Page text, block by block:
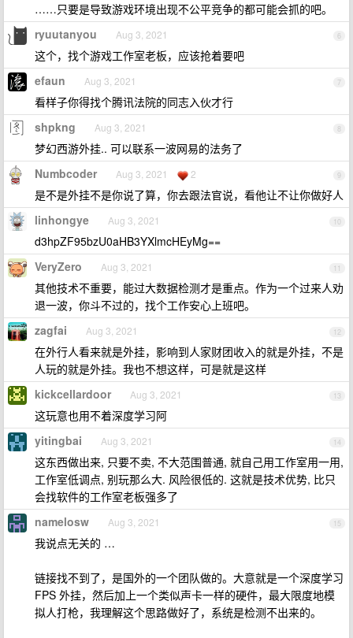
……只要是导致游戏环境出现不公平竞争的都可能会抓的吧。
6
ryuutanyou Aug 3, 2021
这个，找个游戏工作室老板，应该抢着要吧
7
efaun Aug 3, 2021
看样子你得找个腾讯法院的同志入伙才行
8
shpkng Aug 3, 2021
梦幻西游外挂.. 可以联系一波网易的法务了
9
Numbcoder Aug 3, 2021 2
是不是外挂不是你说了算，你去跟法官说，看他让不让你做好人
10
linhongye Aug 3, 2021
d3hpZF95bzU0aHB3YXlmcHEyMg==
11
VeryZero Aug 3, 2021
其他技术不重要，能过大数据检测才是重点。作为一个过来人劝
退一波，你斗不过的，找个工作安心上班吧。
12
zagfai Aug 3, 2021
在外行人看来就是外挂，影响到人家财团收入的就是外挂，不是
人玩的就是外挂。我也不想这样，可是就是这样
13
kickcellardoor Aug 3, 2021
这玩意也用不着深度学习阿
14
yitingbai Aug 3, 2021
这东西做出来, 只要不卖, 不大范围普通, 就自己用工作室用一用,
工作室低调点, 别玩那么大. 风险很低的. 这就是技术优势, 比只
会找软件的工作室老板强多了
15
namelosw Aug 3, 2021
我说点无关的 …
链接找不到了，是国外的一个团队做的。大意就是一个深度学习
FPS 外挂，然后加上一个类似声卡一样的硬件，最大限度地模
拟人打枪，我理解这个思路做好了，系统是检测不出来的。